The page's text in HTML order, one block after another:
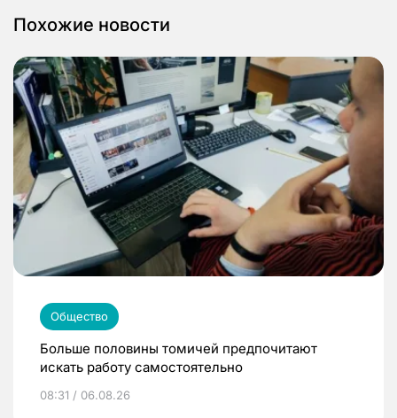
Похожие новости
Общество
Больше половины томичей предпочитают
искать работу самостоятельно
08:31 / 06.08.26